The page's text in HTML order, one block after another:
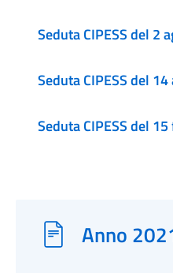
Seduta CIPESS del 2
Seduta CIPESS del
Seduta CIPESS del
Anno